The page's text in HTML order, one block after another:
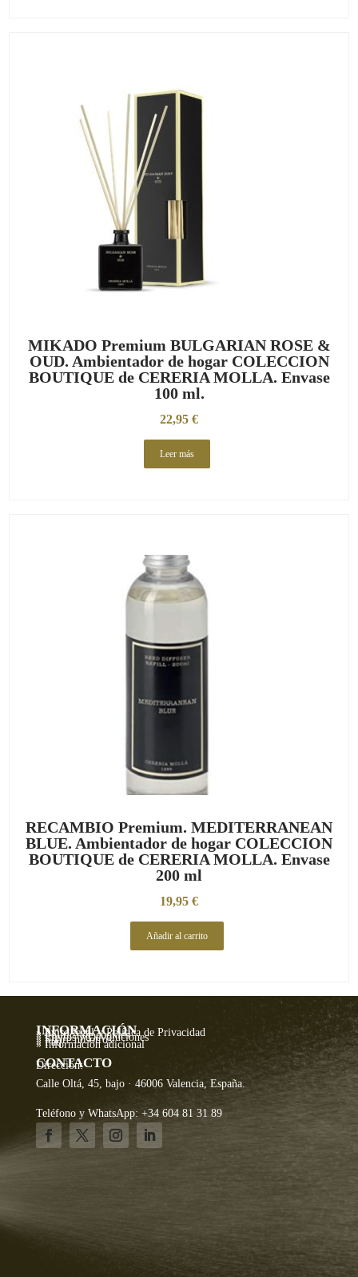
MIKADO Premium BULGARIAN ROSE &
OUD. Ambientador de hogar COLECCION
BOUTIQUE de CERERIA MOLLA. Envase
100 ml.
22,95 €
Leer más
RECAMBIO Premium. MEDITERRANEAN
BLUE. Ambientador de hogar COLECCION
BOUTIQUE de CERERIA MOLLA. Envase
200 ml
19,95 €
Añadir al carrito
INFORMACIÓN
» Aviso legal y Política de Privacidad
» Política de cookies
» Envíos y Devoluciones
» Sobre nosotros
» Faq
» Información adicional
CONTACTO
Dirección:
Calle Oltá, 45, bajo · 46006 Valencia, España.
Teléfono y WhatsApp: +34 604 81 31 89